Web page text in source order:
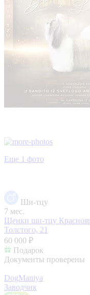
Еще 1 фото
Ши-тцу
7 мес.
Щенки ши-тцу
Толстого, 21
60 000 ₽
Подарок
Документы проверены
DogManiya
Заводчик